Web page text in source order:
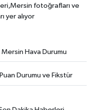
fotoğrafları ve
yer alıyor
Mersin Hava Durumu
Puan Durumu ve Fikstür